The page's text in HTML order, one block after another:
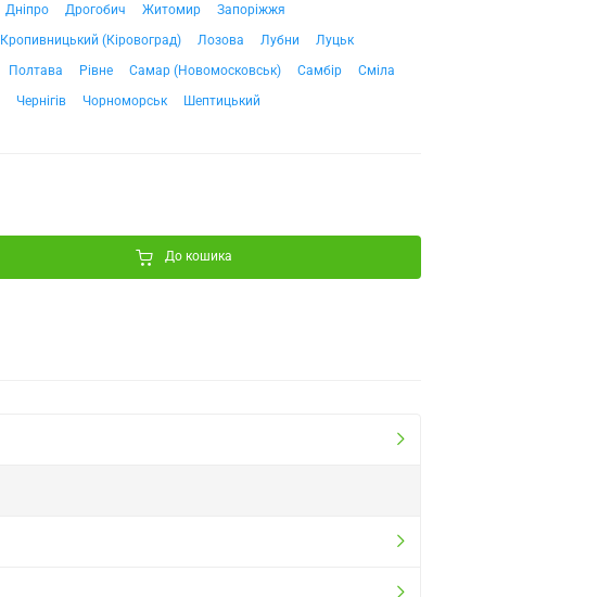
Дніпро Дрогобич Житомир
Запоріжжя
Кропивницький (Кіровоград) Лозова Лубни
Луцьк
Полтава Рівне Самар (Новомосковськ) Самбір
Сміла
Чернігів Чорноморськ Шептицький
До кошика